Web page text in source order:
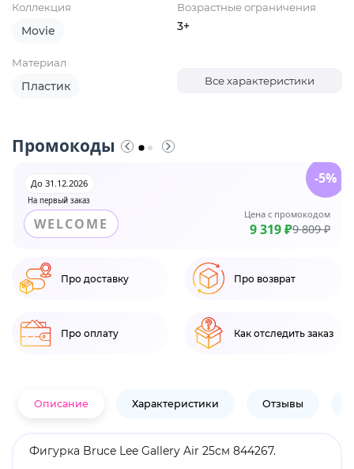
Коллекция
Movie
Возрастные ограничения
3+
Материал
Пластик Все характеристики
Промокоды
На первый заказ
До 31.12.2026
WELCOME
Цена с промокодом
9 319 ₽9 809 ₽
-5%
Про доставку Про возврат
Про оплату Как отследить заказ
Описание Характеристики Отзывы
Фигурка Bruce Lee Gallery Air 25см 844267.